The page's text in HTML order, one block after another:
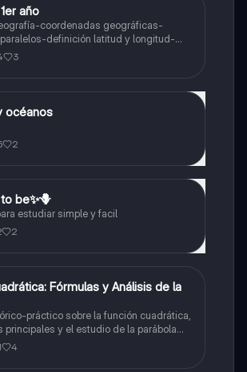
año
coordenadas geográficas-
definición latitud y longitud-
mapa-definición mapa-localización
3
océanos
2
be✨️🪻
estudiar simple y facil
2
Fórmulas y Análisis de la
práctico sobre la función cuadrática,
principales y el estudio de la parábola
gráfica.Incluye desarrollo de la
cálculo de raíces, vértice y elementos
4